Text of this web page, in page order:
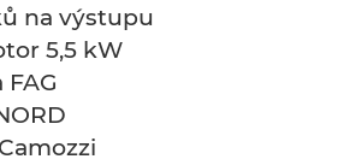
na výstupu
5,5 kW